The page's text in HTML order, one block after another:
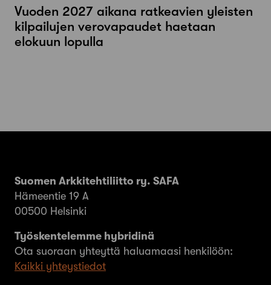
Vuoden 2027 aikana ratkeavien yleisten
kilpailujen verovapaudet haetaan
elokuun lopulla
Suomen Arkkitehtiliitto ry. SAFA
Hämeentie 19 A
00500 Helsinki
Työskentelemme hybridinä
Ota suoraan yhteyttä haluamaasi henkilöön:
Kaikki yhteystiedot